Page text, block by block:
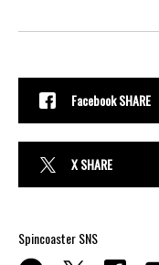
Facebook SHARE
X SHARE
Spincoaster SNS